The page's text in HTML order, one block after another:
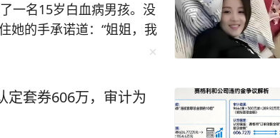
一名15岁白血病男孩。没
她的手承诺道：“姐姐，我
了。 姑娘叫许艾
无偿献血时了解到造血干
她并没想
定套券606万，审计为